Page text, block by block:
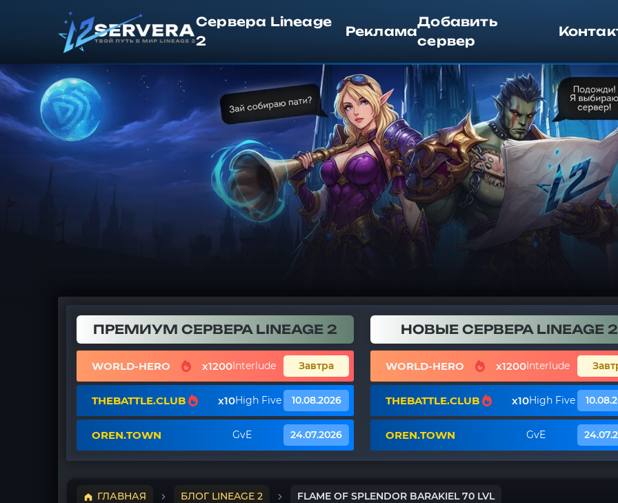
Сервера Lineage
2
Реклама
Добавить
сервер
ПРЕМИУМ СЕРВЕРА LINEAGE 2
WORLD-HERO x1200Interlude Завтра
THEBATTLE.CLUB x10High Five 10.08.2026
OREN.TOWN GvE 24.07.2026
НОВЫЕ СЕРВЕРА LINEAGE 2
WORLD-HERO x1200Interlude
THEBATTLE.CLUB x10High Five
OREN.TOWN GvE
ГЛАВНАЯ БЛОГ LINEAGE 2 FLAME OF SPLENDOR BARAKIEL 70 LVL